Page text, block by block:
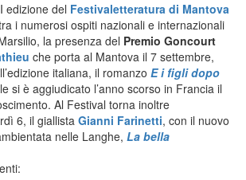
edizione del Festivaletteratura di Mantova
i numerosi ospiti nazionali e internazionali
la presenza del Premio Goncourt
che porta al Mantova il 7 settembre,
italiana, il romanzo E i figli dopo
si è aggiudicato l’anno scorso in Francia il
Al Festival torna inoltre
6, il giallista Gianni Farinetti, con il nuovo
nelle Langhe, La bella